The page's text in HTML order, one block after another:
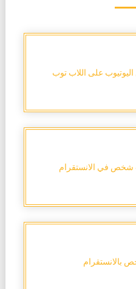
على اللاب توب
في الانستقرام
بالانستقرام